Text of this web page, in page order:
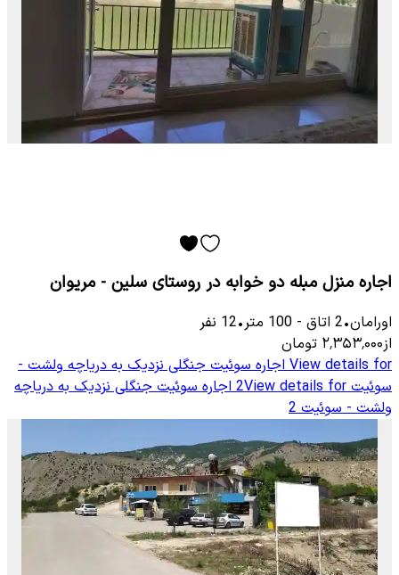
اجاره منزل مبله دو خوابه در روستای سلین - مریوان
اورامان•
2 اتاق -
100 متر•
12 نفر
از۲٬۳۵۳٬۰۰۰ تومان
View details for اجاره سوئیت جنگلی نزدیک به دریاچه ولشت -
سوئیت 2View details for اجاره سوئیت جنگلی نزدیک به دریاچه
ولشت - سوئیت 2